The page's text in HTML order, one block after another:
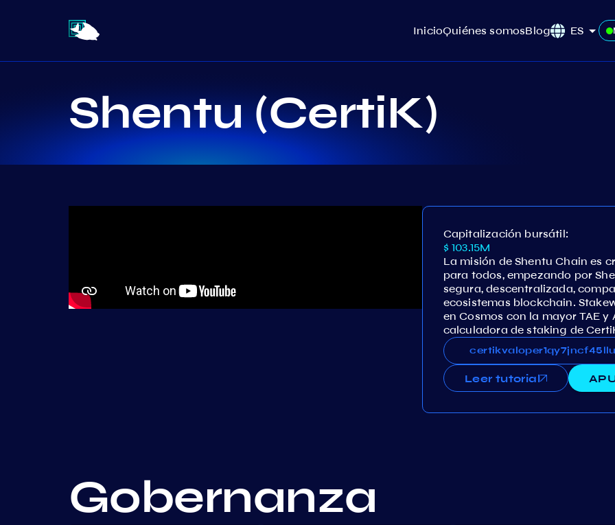
InicioQuiénes somosBlog ES
Shentu (CertiK)
Capitalización bursátil:
$ 103.15M
La misión de Shentu Chain es
para todos, empezando por
segura, descentralizada,
ecosistemas blockchain.
en Cosmos con la mayor TAE
calculadora de staking de
Leer tutorial
Gobernanza